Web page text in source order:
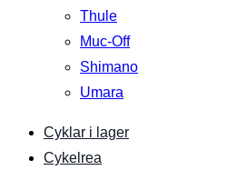
Thule
Muc-Off
Shimano
Umara
Cyklar i lager
Cykelrea